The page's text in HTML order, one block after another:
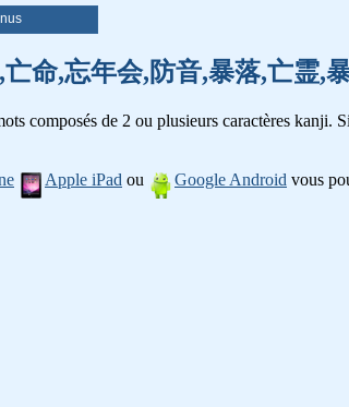
命,忘年会,防音,暴落,亡霊,
composés de 2 ou plusieurs caractères kanji.
Apple iPad ou Google Android vous